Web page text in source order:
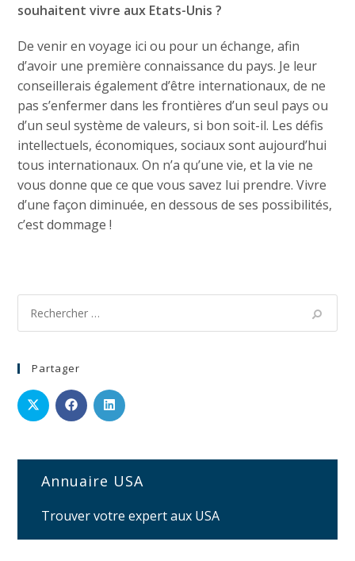
souhaitent vivre aux Etats-Unis ?
De venir en voyage ici ou pour un échange, afin
d’avoir une première connaissance du pays. Je leur
conseillerais également d’être internationaux, de ne
pas s’enfermer dans les frontières d’un seul pays ou
d’un seul système de valeurs, si bon soit-il. Les défis
intellectuels, économiques, sociaux sont aujourd’hui
tous internationaux. On n’a qu’une vie, et la vie ne
vous donne que ce que vous savez lui prendre. Vivre
d’une façon diminuée, en dessous de ses possibilités,
c’est dommage !
Partager
Annuaire USA
Trouver votre expert aux USA